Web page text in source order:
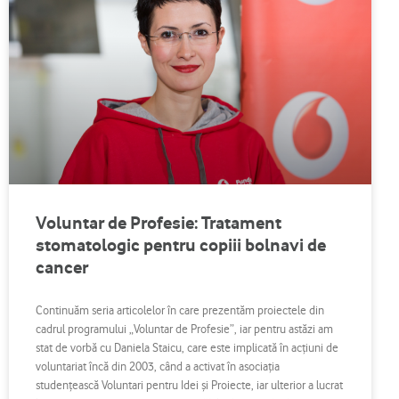
Voluntar de Profesie: Tratament
stomatologic pentru copiii bolnavi de
cancer
Continuăm seria articolelor în care prezentăm proiectele din
cadrul programului „Voluntar de Profesie”, iar pentru astăzi am
stat de vorbă cu Daniela Staicu, care este implicată în acţiuni de
voluntariat încă din 2003, când a activat în asociaţia
studenţească Voluntari pentru Idei şi Proiecte, iar ulterior a lucrat